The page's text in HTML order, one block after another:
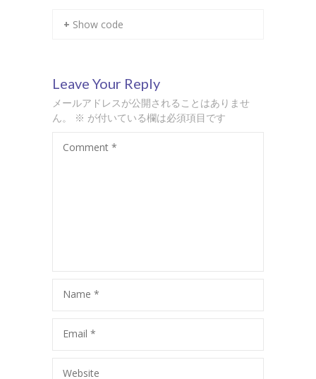
+ Show code
Leave Your Reply
メールアドレスが公開されることはありませ
ん。
※ が付いている欄は必須項目です
Comment *
Name *
Email *
Website